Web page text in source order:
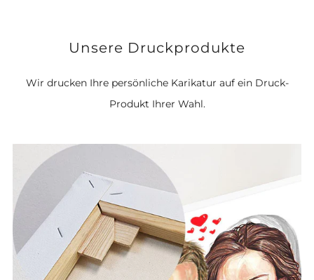
Unsere Druckprodukte
Wir drucken Ihre persönliche Karikatur auf ein Druck-
Produkt Ihrer Wahl.